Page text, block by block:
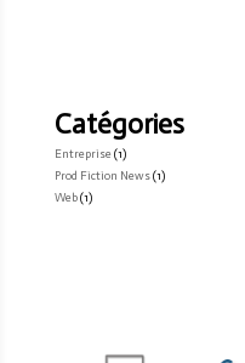
Catégories
Entreprise(1)
Prod Fiction News(1)
Web(1)